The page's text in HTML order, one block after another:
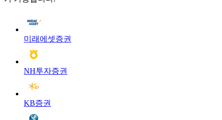
미래에셋증권
NH투자증권
KB증권